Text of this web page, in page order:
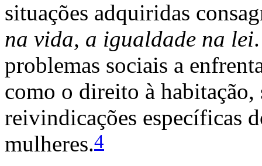
situações adquiridas
na vida, a igualdade na lei
problemas sociais a
como o direito à habitação,
reivindicações específicas
mulheres.4